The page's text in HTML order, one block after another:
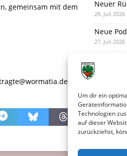
Um dir ein
Technologien
auf dieser
zurückziehst,
gemeinsam mit dem
zur
Neuer
28. Juli 2026
Neue
27. Juli 2026